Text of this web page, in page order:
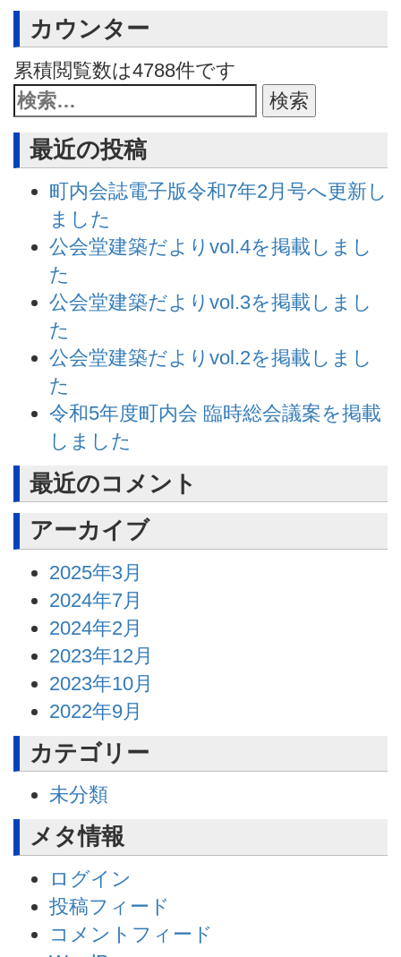
カウンター
累積閲覧数は4788件です
最近の投稿
町内会誌電子版令和7年2月号へ更新し
ました
公会堂建築だよりvol.4を掲載しまし
た
公会堂建築だよりvol.3を掲載しまし
た
公会堂建築だよりvol.2を掲載しまし
た
令和5年度町内会 臨時総会議案を掲載
しました
最近のコメント
アーカイブ
2025年3月
2024年7月
2024年2月
2023年12月
2023年10月
2022年9月
カテゴリー
未分類
メタ情報
ログイン
投稿フィード
コメントフィード